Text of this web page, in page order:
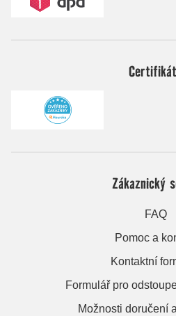
Zákaznický
FAQ
Pomoc a
Kontaktní
Formulář pro
Možnosti doručení